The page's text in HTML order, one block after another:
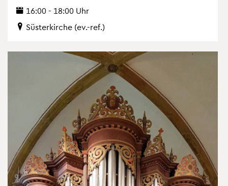
16:00 - 18:00 Uhr
Süs­ter­kir­che (ev.-ref.)